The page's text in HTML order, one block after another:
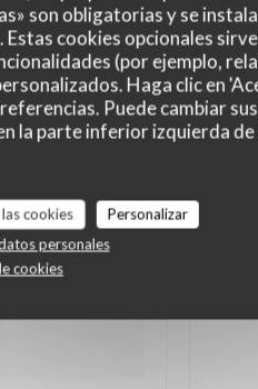
son obligatorias y se
cookies opcionales
(por ejemplo,
Haga clic en
Puede cambiar
la parte inferior izquierda de
cookies
Personalizar
personales
cookies